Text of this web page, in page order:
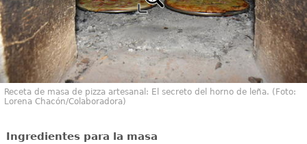
Receta de masa de pizza artesanal: El secreto del horno de leña. (Foto:
Lorena Chacón/Colaboradora)
Ingredientes para la masa